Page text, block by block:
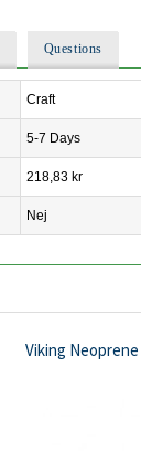
Questions
Craft
5-7 Days
218,83 kr
Nej
Viking